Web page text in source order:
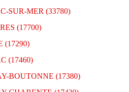
SUR-MER (33780)
(17700)
(17290)
(17460)
BOUTONNE (17380)